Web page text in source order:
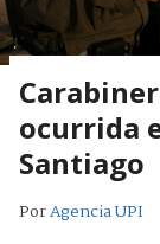
ocurrida
Santiago
PorAgencia UPI